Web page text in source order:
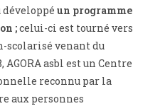
développéun programme
;celui-ci est tourné vers
scolarisé venant du
asbl est un Centre
reconnu par la
aux personnes